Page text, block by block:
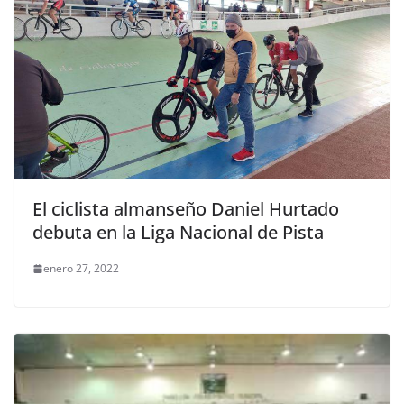
El ciclista almanseño Daniel Hurtado
debuta en la Liga Nacional de Pista
enero 27, 2022